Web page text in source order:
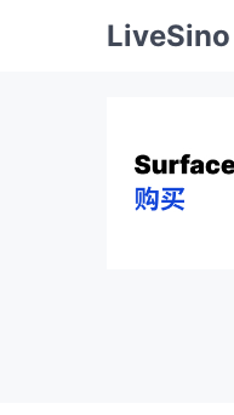
LiveSino